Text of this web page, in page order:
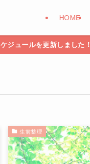
HOME
ジュールを更新しました！
生前整理